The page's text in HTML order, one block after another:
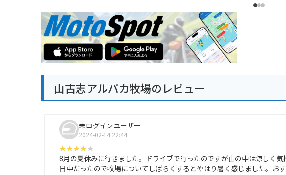
山古志アルパカ牧場のレビュー
未ログインユーザー
2024-02-14 22:44
8月の夏休みに行きました。ドライブで行ったのですが山の中は涼しく気
日中だったので牧場についてしばらくするとやはり暑く感じました。おす